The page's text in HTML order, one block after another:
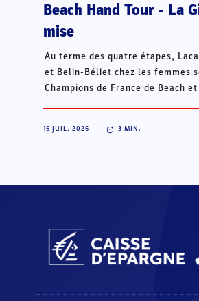
Beach Hand Tour - La
mise
Au terme des quatre étapes,
et Belin-Béliet chez les femmes
Champions de France de Beach
16 JUIL. 2026 3 MIN.